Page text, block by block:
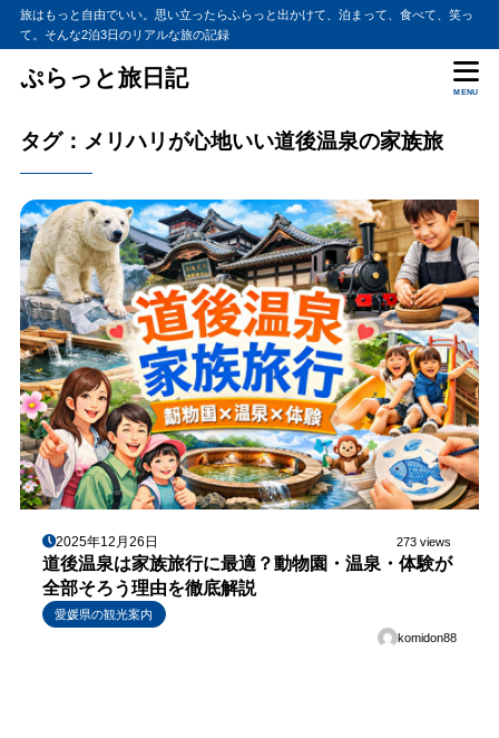
旅はもっと自由でいい。思い立ったらふらっと出かけて、泊まって、食べて、笑っ
て。そんな2泊3日のリアルな旅の記録
ぷらっと旅日記
MENU
タグ：メリハリが心地いい道後温泉の家族旅
2025年12月26日 273 views
道後温泉は家族旅行に最適？動物園・温泉・体験が
全部そろう理由を徹底解説
愛媛県の観光案内
komidon88